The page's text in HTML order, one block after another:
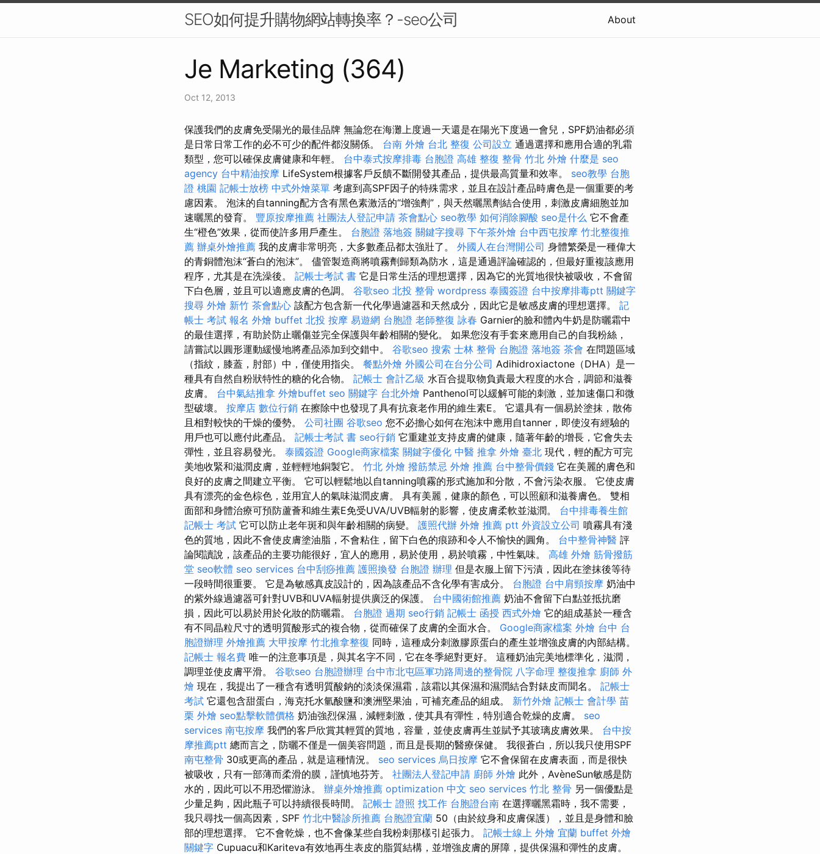
SEO如何提升購物網站轉換率？-seo公司 About
Je Marketing (364)
Oct 12, 2013
保護我們的皮膚免受陽光的最佳品牌 無論您在海灘上度過一天還是在陽光下度過一會兒，SPF奶油都必須
是日常日常工作的必不可少的配件都沒關係。 台南 外燴 台北 整復 公司設立 通過選擇和應用合適的乳霜
類型，您可以確保皮膚健康和年輕。 台中泰式按摩排毒 台胞證 高雄 整復 整骨 竹北 外燴 什麼是 seo
agency 台中精油按摩 LifeSystem根據客戶反饋不斷開發其產品，提供最高質量和效率。 seo教學 台胞
證 桃園 記帳士放榜 中式外燴菜單 考慮到高SPF因子的特殊需求，並且在設計產品時膚色是一個重要的考
慮因素。 泡沫的自tanning配方含有黑色素激活的“增強劑”，與天然曬黑劑結合使用，刺激皮膚細胞並加
速曬黑的發育。 豐原按摩推薦 社團法人登記申請 茶會點心 seo教學 如何消除腳酸 seo是什么 它不會產
生“橙色”效果，從而使許多用戶產生。 台胞證 落地簽 關鍵字搜尋 下午茶外燴 台中西屯按摩 竹北整復推
薦 辦桌外燴推薦 我的皮膚非常明亮，大多數產品都太強壯了。 外國人在台灣開公司 身體繁榮是一種偉大
的青銅體泡沫“蒼白的泡沫”。 儘管製造商將噴霧劑歸類為防水，這是通過評論確認的，但最好重複該應用
程序，尤其是在洗澡後。 記帳士考試 書 它是日常生活的理想選擇，因為它的光質地很快被吸收，不會留
下白色層，並且可以適應皮膚的色調。 谷歌seo 北投 整骨 wordpress 泰國簽證 台中按摩排毒ptt 關鍵字
搜尋 外燴 新竹 茶會點心 該配方包含新一代化學過濾器和天然成分，因此它是敏感皮膚的理想選擇。 記
帳士 考試 報名 外燴 buffet 北投 按摩 易遊網 台胞證 老師整復 詠春 Garnier的臉和體內牛奶是防曬霜中
的最佳選擇，有助於防止曬傷並完全保護與年齡相關的變化。 如果您沒有手套來應用自己的自我粉絲，
請嘗試以圓形運動緩慢地將產品添加到交錯中。 谷歌seo 搜索 士林 整骨 台胞證 落地簽 茶會 在問題區域
（指紋，膝蓋，肘部）中，僅使用指尖。 餐點外燴 外國公司在台分公司 Adihidroxiactone（DHA）是一
種具有自然自粉狀特性的糖的化合物。 記帳士 會計乙級 水百合提取物負責最大程度的水合，調節和滋養
皮膚。 台中氣結推拿 外燴buffet seo 關鍵字 台北外燴 Panthenol可以緩解可能的刺激，並加速傷口和微
型破壞。 按摩店 數位行銷 在擦除中也發現了具有抗衰老作用的維生素E。 它還具有一個易於塗抹，散佈
且相對較快的干燥的優勢。 公司社團 谷歌seo 您不必擔心如何在泡沫中應用自tanner，即使沒有經驗的
用戶也可以應付此產品。 記帳士考試 書 seo行銷 它重建並支持皮膚的健康，隨著年齡的增長，它會失去
彈性，並且容易發光。 泰國簽證 Google商家檔案 關鍵字優化 中醫 推拿 外燴 臺北 現代，輕的配方可完
美地收緊和滋潤皮膚，並輕輕地銅製它。 竹北 外燴 撥筋禁忌 外燴 推薦 台中整骨價錢 它在美麗的膚色和
良好的皮膚之間建立平衡。 它可以輕鬆地以自tanning噴霧的形式施加和分散，不會污染衣服。 它使皮膚
具有漂亮的金色棕色，並用宜人的氣味滋潤皮膚。 具有美麗，健康的顏色，可以照顧和滋養膚色。 雙相
面部和身體治療可預防蘆薈和維生素E免受UVA/UVB輻射的影響，使皮膚柔軟並滋潤。 台中排毒養生館
記帳士 考試 它可以防止老年斑和與年齡相關的病變。 護照代辦 外燴 推薦 ptt 外資設立公司 噴霧具有淺
色的質地，因此不會使皮膚塗油脂，不會粘住，留下白色的痕跡和令人不愉快的圓角。 台中整骨神醫 評
論閱讀說，該產品的主要功能很好，宜人的應用，易於使用，易於噴霧，中性氣味。 高雄 外燴 筋骨撥筋
堂 seo軟體 seo services 台中刮痧推薦 護照換發 台胞證 辦理 但是衣服上留下污漬，因此在塗抹後等待
一段時間很重要。 它是為敏感真皮設計的，因為該產品不含化學有害成分。 台胞證 台中肩頸按摩 奶油中
的紫外線過濾器可針對UVB和UVA輻射提供廣泛的保護。 台中國術館推薦 奶油不會留下白點並抵抗磨
損，因此可以易於用於化妝的防曬霜。 台胞證 過期 seo行銷 記帳士 函授 西式外燴 它的組成基於一種含
有不同晶粒尺寸的透明質酸形式的複合物，從而確保了皮膚的全面水合。 Google商家檔案 外燴 台中 台
胞證辦理 外燴推薦 大甲按摩 竹北推拿整復 同時，這種成分刺激膠原蛋白的產生並增強皮膚的內部結構。
記帳士 報名費 唯一的注意事項是，與其名字不同，它在冬季絕對更好。 這種奶油完美地標準化，滋潤，
調理並使皮膚平滑。 谷歌seo 台胞證辦理 台中市北屯區軍功路周邊的整骨院 八字命理 整復推拿 廚師 外
燴 現在，我提出了一種含有透明質酸鈉的淡淡保濕霜，該霜以其保濕和濕潤結合對錶皮而聞名。 記帳士
考試 它還包含甜蛋白，海克托水氫酸鹽和澳洲堅果油，可補充產品的組成。 新竹外燴 記帳士 會計學 苗
栗 外燴 seo點擊軟體價格 奶油強烈保濕，減輕刺激，使其具有彈性，特別適合乾燥的皮膚。 seo
services 南屯按摩 我們的客戶欣賞其輕質的質地，容量，並使皮膚再生並賦予其玻璃皮膚效果。 台中按
摩推薦ptt 總而言之，防曬不僅是一個美容問題，而且是長期的醫療保健。 我很蒼白，所以我只使用SPF
南屯整骨 30或更高的產品，就是這種情況。 seo services 烏日按摩 它不會保留在皮膚表面，而是很快
被吸收，只有一部薄而柔滑的膜，謹慎地芬芳。 社團法人登記申請 廚師 外燴 此外，AvèneSun敏感是防
水的，因此可以不用恐懼游泳。 辦桌外燴推薦 optimization 中文 seo services 竹北 整骨 另一個優點是
少量足夠，因此瓶子可以持續很長時間。 記帳士 證照 找工作 台胞證台南 在選擇曬黑霜時，我不需要，
我只尋找一個高因素，SPF 竹北中醫診所推薦 台胞證宜蘭 50（由於紋身和皮膚保護），並且是身體和臉
部的理想選擇。 它不會乾燥，也不會像某些自我粉刺那樣引起張力。 記帳士線上 外燴 宜蘭 buffet 外燴
關鍵字 Cupuacu和Kariteva有效地再生表皮的脂質結構，並增強皮膚的屏障，提供保濕和彈性的皮膚。